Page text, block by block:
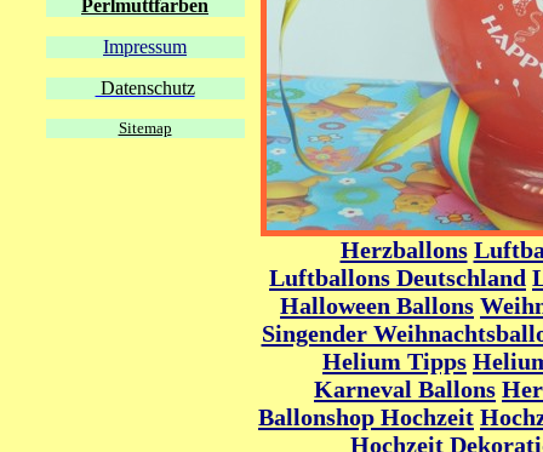
Perlmuttfarben
Impressum
Datenschutz
Sitemap
Herzballons
Luftballons Deutschland
Halloween Ballons
Singender
Helium Tipps
Karneval Ballons
Ballonshop Hochzeit
Hochzeit